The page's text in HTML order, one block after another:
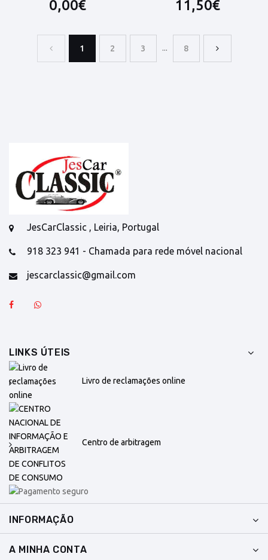
0,00€ 11,50€
1 2 3 ... 8
JesCarClassic , Leiria, Portugal
918 323 941 - Chamada para rede móvel nacional
jescarclassic@gmail.com
LINKS ÚTEIS
Livro de reclamações online
Centro de arbitragem
INFORMAÇÃO
A MINHA CONTA